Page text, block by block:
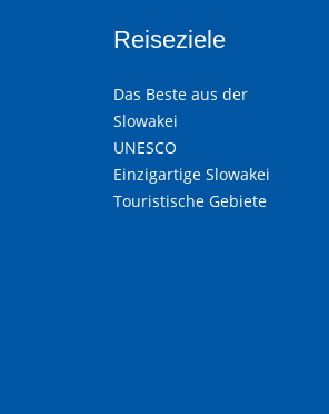
Reiseziele
Das Beste aus der
Slowakei
UNESCO
Einzigartige Slowakei
Touristische Gebiete